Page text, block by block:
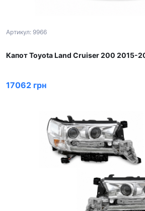
Артикул: 9966
Капот Toyota Land Cruiser 200 2015-
17062 грн